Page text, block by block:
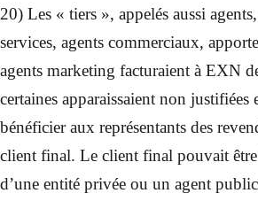
20) Les « tiers », appelés aussi
services, agents commerciaux,
agents marketing facturaient à EXN
certaines apparaissaient non justifiées
bénéficier aux représentants des
client final. Le client final pouvait être
d’une entité privée ou un agent